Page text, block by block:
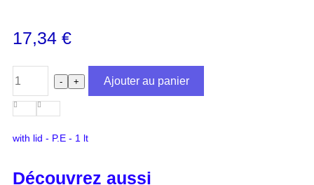
17,34 €
- + Ajouter au panier
with lid - P.E - 1 lt
Découvrez aussi